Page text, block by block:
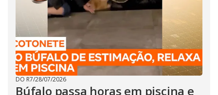
DO R7/28/07/2026
Búfalo passa horas em piscina e